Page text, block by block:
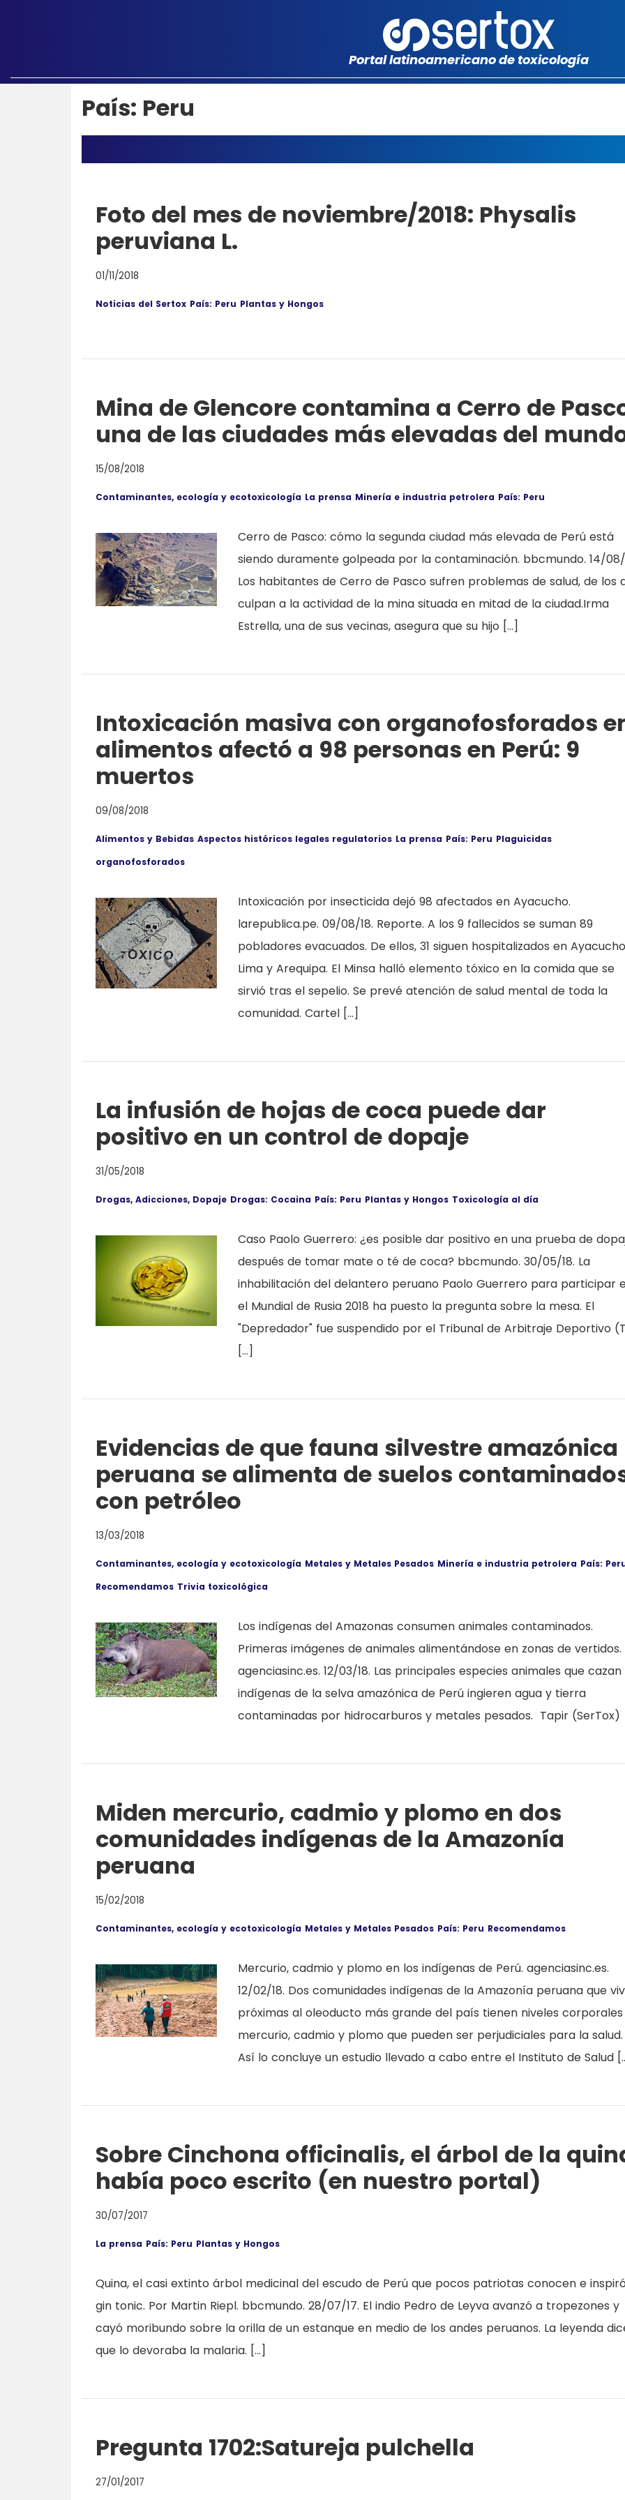
Portal latinoamericano de toxicología
País: Peru
Foto del mes de noviembre/2018: Physalis
peruviana L.
01/11/2018
Noticias del Sertox País: Peru Plantas y Hongos
Mina de Glencore contamina a Cerro de
una de las ciudades más elevadas del
15/08/2018
Contaminantes, ecología y ecotoxicología La prensa Minería e industria petrolera País: Peru
Cerro de Pasco: cómo la segunda ciudad más elevada de Perú está
siendo duramente golpeada por la contaminación. bbcmundo. 14/08/
Los habitantes de Cerro de Pasco sufren problemas de salud, de los
culpan a la actividad de la mina situada en mitad de la ciudad.Irma
Estrella, una de sus vecinas, asegura que su hijo […]
Intoxicación masiva con organofosforados
alimentos afectó a 98 personas en Perú: 9
muertos
09/08/2018
Alimentos y Bebidas Aspectos históricos legales regulatorios La prensa País: Peru Plaguicidas
organofosforados
Intoxicación por insecticida dejó 98 afectados en Ayacucho.
larepublica.pe. 09/08/18. Reporte. A los 9 fallecidos se suman 89
pobladores evacuados. De ellos, 31 siguen hospitalizados en
Lima y Arequipa. El Minsa halló elemento tóxico en la comida que se
sirvió tras el sepelio. Se prevé atención de salud mental de toda la
comunidad. Cartel […]
La infusión de hojas de coca puede dar
positivo en un control de dopaje
31/05/2018
Drogas, Adicciones, Dopaje Drogas: Cocaina País: Peru Plantas y Hongos Toxicología al día
Caso Paolo Guerrero: ¿es posible dar positivo en una prueba de
después de tomar mate o té de coca? bbcmundo. 30/05/18. La
inhabilitación del delantero peruano Paolo Guerrero para participar
el Mundial de Rusia 2018 ha puesto la pregunta sobre la mesa. El
"Depredador" fue suspendido por el Tribunal de Arbitraje Deportivo
[…]
Evidencias de que fauna silvestre amazónica
peruana se alimenta de suelos
con petróleo
13/03/2018
Contaminantes, ecología y ecotoxicología Metales y Metales Pesados Minería e industria petrolera País:
Recomendamos Trivia toxicológica
Los indígenas del Amazonas consumen animales contaminados.
Primeras imágenes de animales alimentándose en zonas de vertidos.
agenciasinc.es. 12/03/18. Las principales especies animales que cazan
indígenas de la selva amazónica de Perú ingieren agua y tierra
contaminadas por hidrocarburos y metales pesados. Tapir (SerTox)
Miden mercurio, cadmio y plomo en dos
comunidades indígenas de la Amazonía
peruana
15/02/2018
Contaminantes, ecología y ecotoxicología Metales y Metales Pesados País: Peru Recomendamos
Mercurio, cadmio y plomo en los indígenas de Perú. agenciasinc.es.
12/02/18. Dos comunidades indígenas de la Amazonía peruana que
próximas al oleoducto más grande del país tienen niveles
mercurio, cadmio y plomo que pueden ser perjudiciales para la salud.
Así lo concluye un estudio llevado a cabo entre el Instituto de Salud
Sobre Cinchona officinalis, el árbol de la
había poco escrito (en nuestro portal)
30/07/2017
La prensa País: Peru Plantas y Hongos
Quina, el casi extinto árbol medicinal del escudo de Perú que pocos patriotas conocen e
gin tonic. Por Martin Riepl. bbcmundo. 28/07/17. El indio Pedro de Leyva avanzó a tropezones y
cayó moribundo sobre la orilla de un estanque en medio de los andes peruanos. La leyenda
que lo devoraba la malaria. […]
Pregunta 1702:Satureja pulchella
27/01/2017